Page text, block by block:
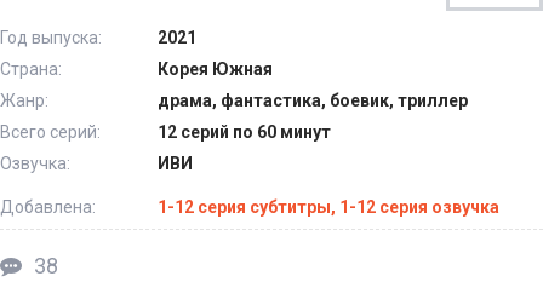
Год выпуска:
2021
Страна:
Корея Южная
Жанр:
драма, фантастика, боевик, триллер
Всего серий:
12 серий по 60 минут
Озвучка:
ИВИ
Добавлена: 1-12 серия субтитры, 1-12 серия озвучка
38